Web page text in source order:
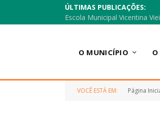
ÚLTIMAS PUBLICAÇÕES:
O MUNICÍPIO O
VOCÊ ESTÁ EM: Página